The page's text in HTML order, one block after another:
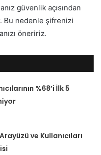
güvenlik açısından
Bu nedenle şifrenizi
öneririz.
%68’i İlk 5
ve Kullanıcıları